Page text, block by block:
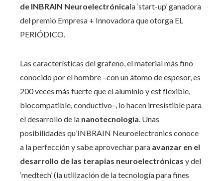
de INBRAIN Neuroelectrónicala ‘start-up’ ganadora
del premio Empresa + Innovadora que otorga EL
PERIÓDICO.
Las características del grafeno, el material más fino
conocido por el hombre –con un átomo de espesor, es
200 veces más fuerte que el aluminio y est flexible,
biocompatible, conductivo–, lo hacen irresistible para
el desarrollo de la nanotecnología. Unas
posibilidades qu’INBRAIN Neuroelectronics conoce
a la perfección y sabe aprovechar para avanzar en el
desarrollo de las terapias neuroelectrónicas y del
‘medtech’ (la utilización de la tecnología para fines